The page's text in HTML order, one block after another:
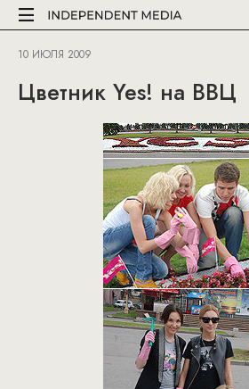
10 ИЮЛЯ 2009
Цветник Yes! на ВВЦ